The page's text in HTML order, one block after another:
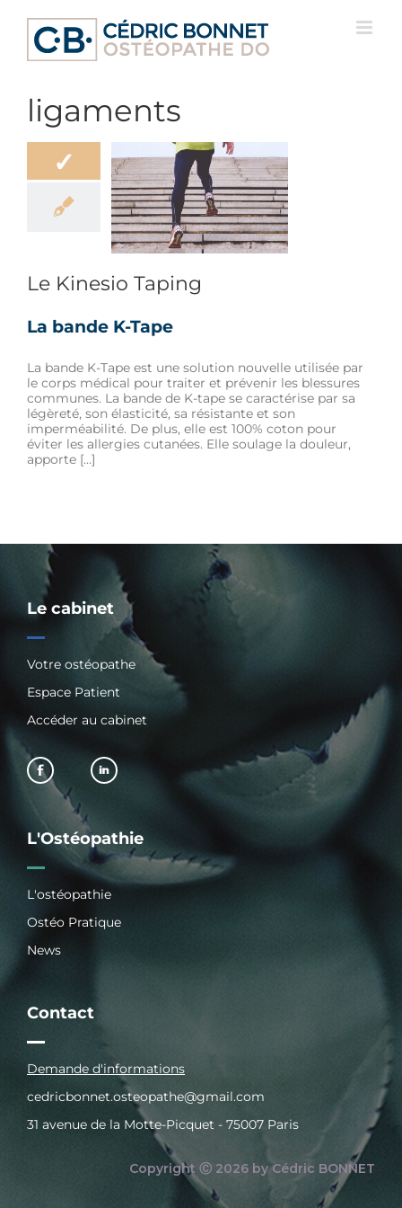
contenu
ligaments
✓
Taping
Le Kinesio Taping
La bande K-Tape
La bande K-Tape est une solution nouvelle utilisée par
le corps médical pour traiter et prévenir les blessures
communes. La bande de K-tape se caractérise par sa
légèreté, son élasticité, sa résistante et son
imperméabilité. De plus, elle est 100% coton pour
éviter les allergies cutanées. Elle soulage la douleur,
apporte […]
Le cabinet
Votre ostéopathe
Espace Patient
Accéder au cabinet
L'Ostéopathie
L'ostéopathie
Ostéo Pratique
News
Contact
Demande d'informations
cedricbonnet.osteopathe@gmail.com
31 avenue de la Motte-Picquet - 75007 Paris
Copyright Ⓒ 2026 by Cédric BONNET